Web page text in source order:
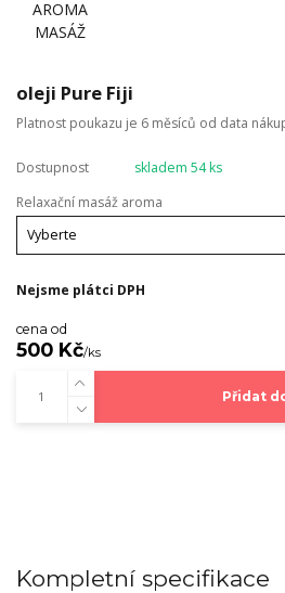
oleji Pure Fiji
Platnost poukazu je 6 měsíců od data
Dostupnost
skladem 54 ks
Relaxační masáž aroma
Nejsme plátci DPH
cena od
500 Kč/ks
Přidat
Kompletní specifikace